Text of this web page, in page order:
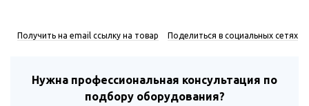
Получить на email ссылку на товар Поделиться в социальных сетях
Нужна профессиональная консультация по
подбору оборудования?